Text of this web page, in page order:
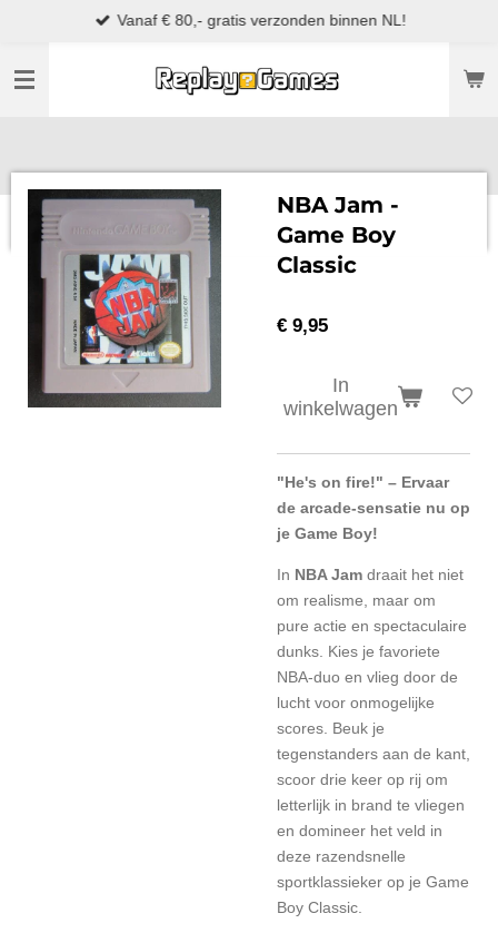
naar
Vanaf € 80,- gratis verzonden binnen NL!
NBA Jam -
Game Boy
Classic
€ 9,95
In
winkelwagen
"He's on fire!" – Ervaar
de arcade-sensatie nu op
je Game Boy!
In NBA Jam draait het niet
om realisme, maar om
pure actie en spectaculaire
dunks. Kies je favoriete
NBA-duo en vlieg door de
lucht voor onmogelijke
scores. Beuk je
tegenstanders aan de kant,
scoor drie keer op rij om
letterlijk in brand te vliegen
en domineer het veld in
deze razendsnelle
sportklassieker op je Game
Boy Classic.